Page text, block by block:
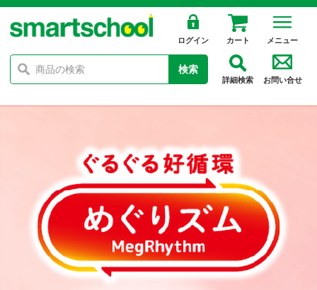
ログイン カート メニュー
検索
詳細検索 お問い合せ